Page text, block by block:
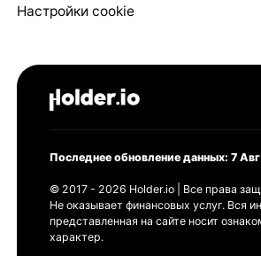
Настройки cookie
Последнее обновление данных: 7
© 2017 - 2026 Holder.io | Все права
Не оказывает финансовых услуг. Вся
представленная на сайте носит
характер.